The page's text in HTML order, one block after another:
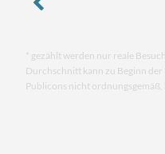
* gezählt werden nur reale
Durchschnitt kann zu Beginn
Publicons nicht ordnungsgemäß,